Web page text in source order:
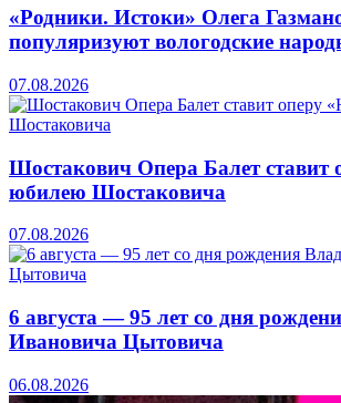
«Родники. Истоки» Олега
популяризуют вологодские
07.08.2026
Шостакович Опера Балет ставит
юбилею Шостаковича
07.08.2026
6 августа — 95 лет со дня
Ивановича Цытовича
06.08.2026